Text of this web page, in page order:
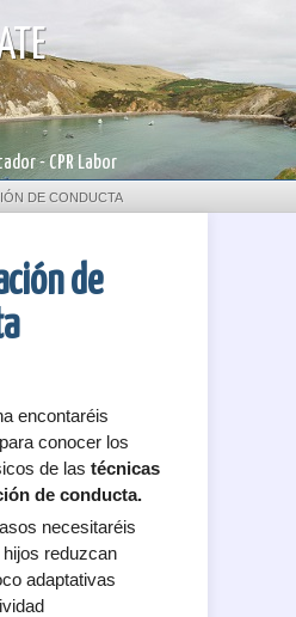
- CPR Labor
DE CONDUCTA
de
encontaréis
conocer los
de las técnicas
de conducta.
necesitaréis
reduzcan
adaptativas